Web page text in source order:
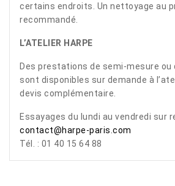
certains endroits. Un nettoyage au
recommandé.
L’ATELIER HARPE
Des prestations de semi-mesure ou
sont disponibles sur demande à
devis complémentaire.
Essayages du lundi au vendredi sur
contact@harpe-paris.com
Tél. : 01 40 15 64 88